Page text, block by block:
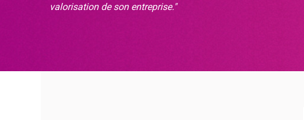
valorisation de son entreprise."